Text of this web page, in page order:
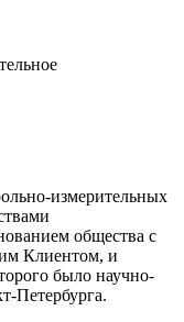
измерительных
общества с
Клиентом, и
было научно-
Петербурга.